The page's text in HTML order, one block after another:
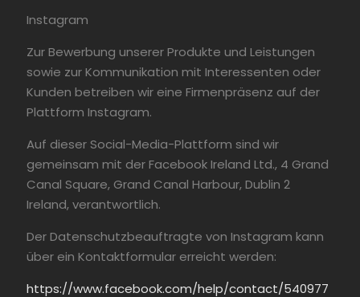
Instagram
Zur Bewerbung unserer Produkte und Leistungen
sowie zur Kommunikation mit Interessenten oder
Kunden betreiben wir eine Firmenpräsenz auf der
Plattform Instagram.
Auf dieser Social-Media-Plattform sind wir
gemeinsam mit der Facebook Ireland Ltd., 4 Grand
Canal Square, Grand Canal Harbour, Dublin 2
Ireland, verantwortlich.
Der Datenschutzbeauftragte von Instagram kann
über ein Kontaktformular erreicht werden:
https://www.facebook.com/help/contact/540977